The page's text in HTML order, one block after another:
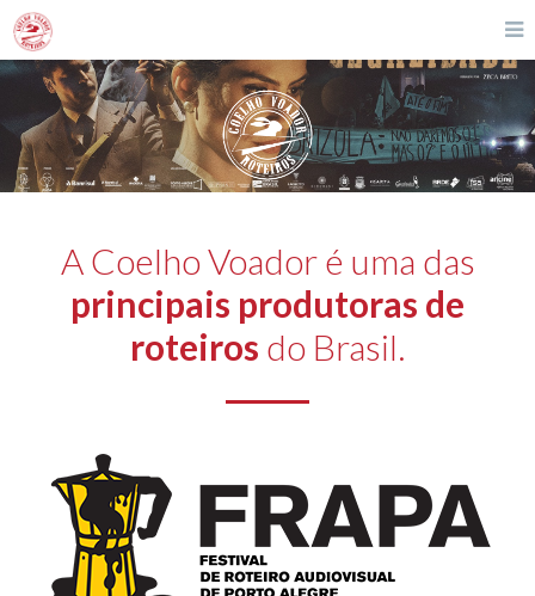
A Coelho Voador é uma das
principais produtoras de
roteiros do Brasil.